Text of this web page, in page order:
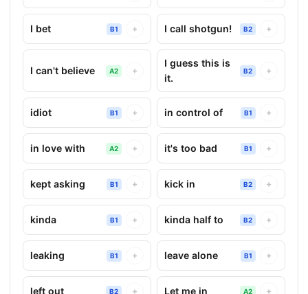
I bet B1 + I call shotgun! B2 +
I can't believe A2 +
I guess this is
it.
B2 +
idiot B1 + in control of B1 +
in love with A2 + it's too bad B1 +
kept asking B1 + kick in B2 +
kinda B1 + kinda half to B2 +
leaking B1 + leave alone B1 +
left out B2 + Let me in A2 +